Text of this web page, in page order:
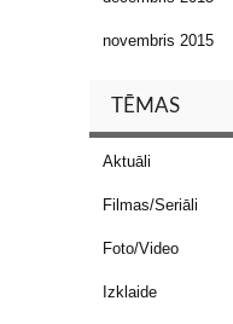
novembris 2015
TĒMAS
Aktuāli
Filmas/Seriāli
Foto/Video
Izklaide